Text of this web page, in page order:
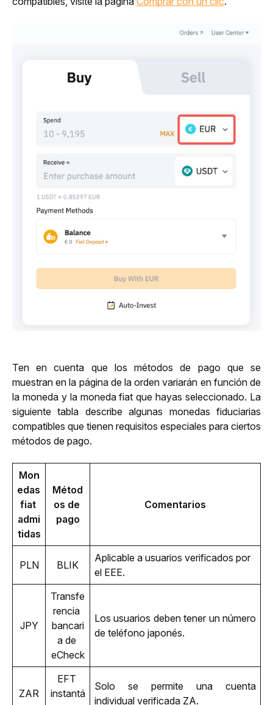
Ten en cuenta que los métodos de pago que se
muestran en la página de la orden variarán en función de
la moneda y la moneda fiat que hayas seleccionado. La
siguiente tabla describe algunas monedas fiduciarias
compatibles que tienen requisitos especiales para ciertos
métodos de pago.
Mon
edas
fiat
admi
tidas
Métod
os de
pago
Comentarios
PLN BLIK
Aplicable a usuarios verificados por
el EEE.
JPY
Transfe
rencia
bancari
a de
eCheck
Los usuarios deben tener un número
de teléfono japonés.
ZAR
EFT
instantá
Solo se permite una cuenta
individual verificada ZA.